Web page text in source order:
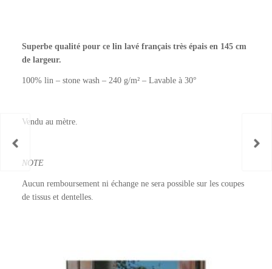
Superbe qualité pour ce lin lavé français très épais en 145 cm
de largeur.
100% lin – stone wash – 240 g/m² – Lavable à 30°
Vendu au mètre.
NOTE
Aucun remboursement ni échange ne sera possible sur les coupes
de tissus et dentelles.